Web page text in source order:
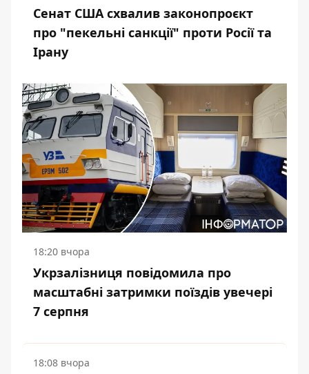
Сенат США схвалив законопроєкт
про "пекельні санкції" проти Росії та
Ірану
18:20 вчора
Укрзалізниця повідомила про
масштабні затримки поїздів увечері
7 серпня
18:08 вчора